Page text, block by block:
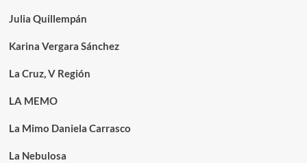
Julia Quillempán
Karina Vergara Sánchez
La Cruz, V Región
LA MEMO
La Mimo Daniela Carrasco
La Nebulosa